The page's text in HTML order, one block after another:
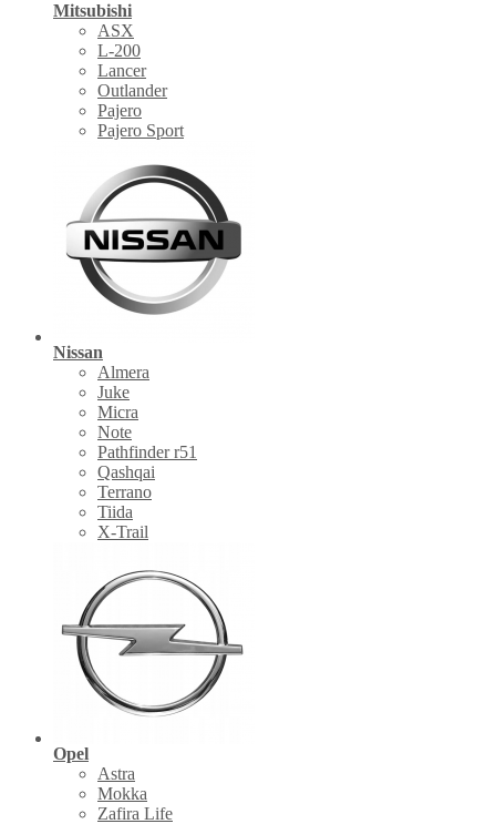
Mitsubishi
ASX
L-200
Lancer
Outlander
Pajero
Pajero Sport
Nissan
Almera
Juke
Micra
Note
Pathfinder r51
Qashqai
Terrano
Tiida
X-Trail
Opel
Astra
Mokka
Zafira Life